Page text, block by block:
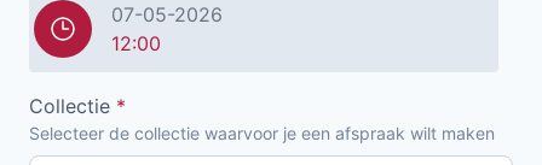
07-05-2026
12:00
Collectie *
Selecteer de collectie waarvoor je een afspraak wilt maken